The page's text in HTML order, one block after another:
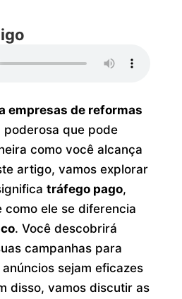
empresas de reformas
que pode
como você alcança
artigo, vamos explorar
tráfego pago,
como ele se diferencia
. Você descobrirá
campanhas para
sejam eficazes
disso, vamos discutir as